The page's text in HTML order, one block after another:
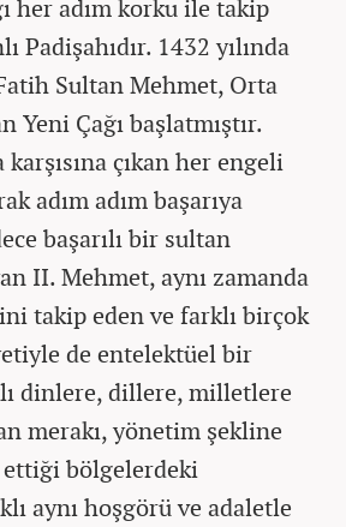
her adım korku ile takip
Padişahıdır. 1432 yılında
Sultan Mehmet, Orta
Yeni Çağı başlatmıştır.
karşısına çıkan her engeli
adım adım başarıya
başarılı bir sultan
II. Mehmet, aynı zamanda
takip eden ve farklı birçok
de entelektüel bir
dinlere, dillere, milletlere
merakı, yönetim şekline
ettiği bölgelerdeki
aynı hoşgörü ve adaletle